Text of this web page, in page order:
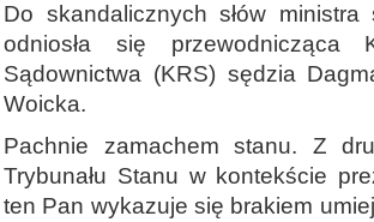
Do skandalicznych słów ministra
odniosła się przewodnicząca
Sądownictwa (KRS) sędzia
Woicka.
Pachnie zamachem stanu. Z
Trybunału Stanu w kontekście
ten Pan wykazuje się brakiem